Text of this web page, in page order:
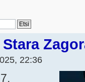
22:36